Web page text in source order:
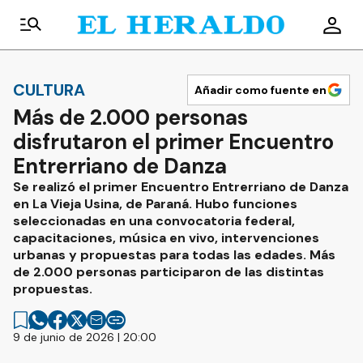
CULTURA Añadir como fuente en
Más de 2.000 personas
disfrutaron el primer Encuentro
Entrerriano de Danza
Se realizó el primer Encuentro Entrerriano de Danza
en La Vieja Usina, de Paraná. Hubo funciones
seleccionadas en una convocatoria federal,
capacitaciones, música en vivo, intervenciones
urbanas y propuestas para todas las edades. Más
de 2.000 personas participaron de las distintas
propuestas.
9 de junio de 2026 | 20:00